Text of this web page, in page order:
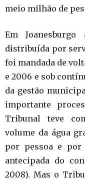
meio milhão de
Em
distribuída por
foi mandada de
e 2006 e sob
da gestão
importante
Tribunal teve
volume da água
por pessoa e por
antecipada do
2008). Mas o